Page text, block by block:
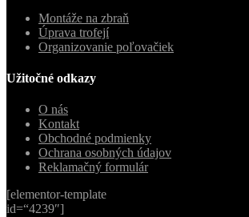
Montáže na zbraň
Úprava trofejí
Organizovanie poľovačiek
Užitočné odkazy
O nás
Kontakt
Obchodné podmienky
Ochrana osobných údajov
Reklamačný formulár
[elementor-template
id=“4239″]